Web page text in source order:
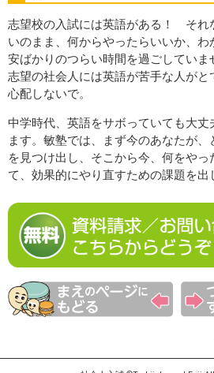
志望校の入試には英語がある！ それ
いのまま、何からやったらいいか、
安ばかりのつらい時間を過ごしてい
志望の社会人には英語が苦手な人がと
心配しないで。
中学時代、英語をサボっていても大
ます。敏塾では、まず今のあなたが、
を見つけ出し、そこから今、何をやっ
て、効果的にやり直すための課題を出